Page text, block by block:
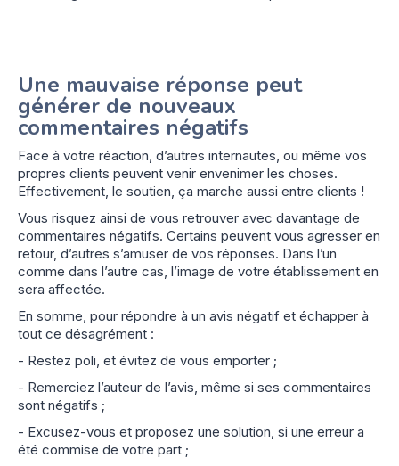
Une mauvaise réponse peut
générer de nouveaux
commentaires négatifs
Face à votre réaction, d’autres internautes, ou même vos
propres clients peuvent venir envenimer les choses.
Effectivement, le soutien, ça marche aussi entre clients !
Vous risquez ainsi de vous retrouver avec davantage de
commentaires négatifs. Certains peuvent vous agresser en
retour, d’autres s’amuser de vos réponses. Dans l’un
comme dans l’autre cas, l’image de votre établissement en
sera affectée.
En somme, pour répondre à un avis négatif et échapper à
tout ce désagrément :
- Restez poli, et évitez de vous emporter ;
- Remerciez l’auteur de l’avis, même si ses commentaires
sont négatifs ;
- Excusez-vous et proposez une solution, si une erreur a
été commise de votre part ;